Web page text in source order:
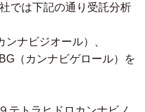
では下記の通り受託分析
ナビジオール）、
（カンナビゲロール）を